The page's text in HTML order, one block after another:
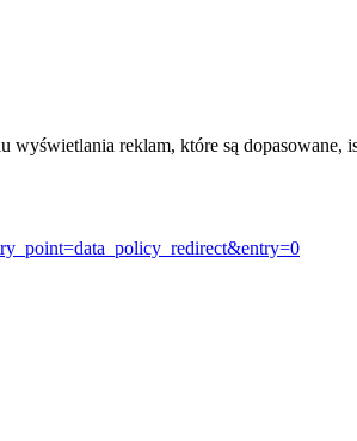
wyświetlania reklam, które są